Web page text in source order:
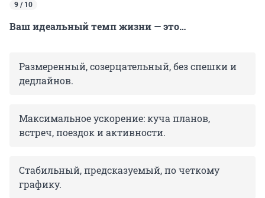
9 / 10
Ваш идеальный темп жизни — это…
Размеренный, созерцательный, без спешки и
дедлайнов.
Максимальное ускорение: куча планов,
встреч, поездок и активности.
Стабильный, предсказуемый, по четкому
графику.